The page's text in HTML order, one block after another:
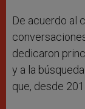
De acuerdo al
dedicaron
y a la
que, desde